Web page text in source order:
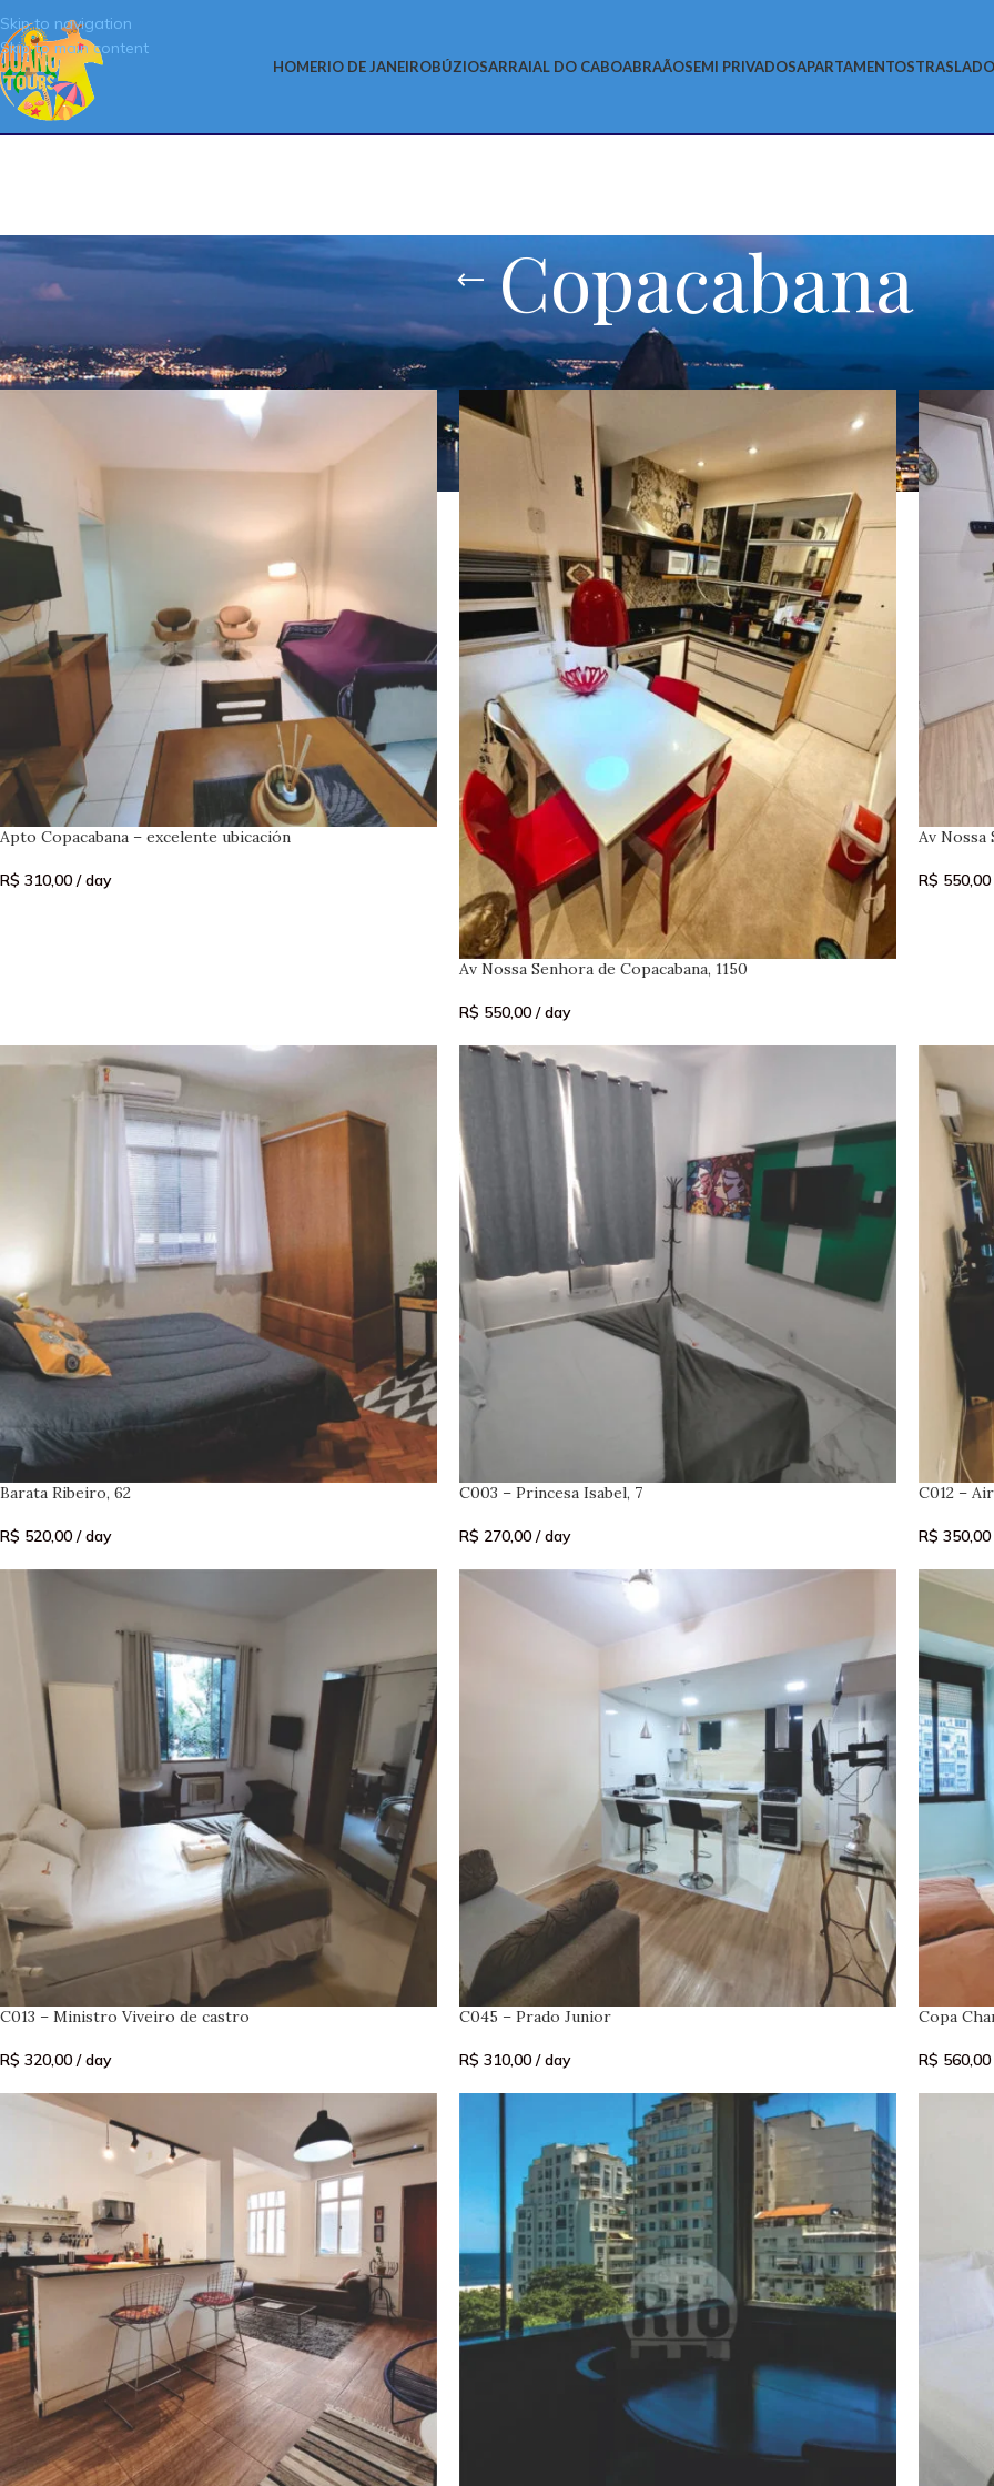
Skip to navigation
Skip to main content
HOMERIO DE JANEIROBÚZIOSARRAIAL DO CABOABRAÃOSEMI PRIVADOSAPARTAMENTOS
Copacabana
Apto Copacabana – excelente ubicación
R$ 310,00 / day
Av Nossa Senhora de Copacabana, 1150
R$ 550,00 / day
Av Nossa
R$ 550,00
Barata Ribeiro, 62
R$ 520,00 / day
C003 – Princesa Isabel, 7
R$ 270,00 / day
C012 –
R$ 350,00
C013 – Ministro Viveiro de castro
R$ 320,00 / day
C045 – Prado Junior
R$ 310,00 / day
Copa
R$ 560,00